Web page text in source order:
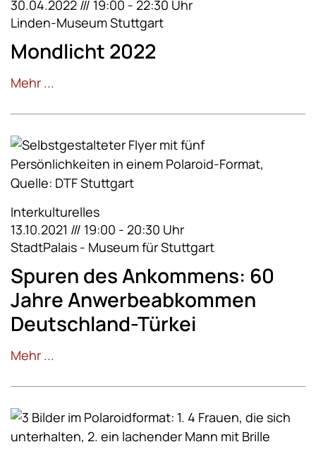
30.04.2022 /// 19:00 - 22:30 Uhr
Linden-Museum Stuttgart
Mondlicht 2022
Mehr ...
Interkulturelles
13.10.2021 /// 19:00 - 20:30 Uhr
StadtPalais - Museum für Stuttgart
Spuren des Ankommens: 60
Jahre Anwerbeabkommen
Deutschland-Türkei
Mehr ...